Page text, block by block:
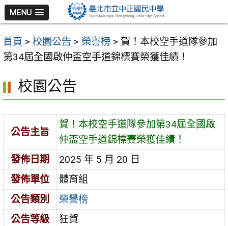
跳
至
主
要
容
區
MENU
首頁 > 校園公告 > 榮譽榜 > 賀！本校空手道隊參加
第34屆全國啟仲盃空手道錦標賽榮獲佳績！
校園公告
公告主旨
賀！本校空手道隊參加第34屆全國啟
仲盃空手道錦標賽榮獲佳績！
發佈日期
2025 年 5 月 20 日
發佈單位
體育組
公告類別
榮譽榜
公告等級
狂賀